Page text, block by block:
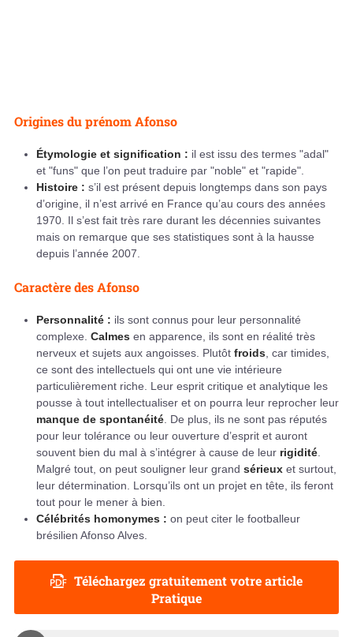
Origines du prénom Afonso
Étymologie et signification : il est issu des termes "adal"
et "funs" que l’on peut traduire par "noble" et "rapide".
Histoire : s’il est présent depuis longtemps dans son pays
d’origine, il n’est arrivé en France qu’au cours des années
1970. Il s’est fait très rare durant les décennies suivantes
mais on remarque que ses statistiques sont à la hausse
depuis l’année 2007.
Caractère des Afonso
Personnalité : ils sont connus pour leur personnalité
complexe. Calmes en apparence, ils sont en réalité très
nerveux et sujets aux angoisses. Plutôt froids , car timides,
ce sont des intellectuels qui ont une vie intérieure
particulièrement riche. Leur esprit critique et analytique les
pousse à tout intellectualiser et on pourra leur reprocher leur
manque de spontanéité . De plus, ils ne sont pas réputés
pour leur tolérance ou leur ouverture d’esprit et auront
souvent bien du mal à s’intégrer à cause de leur rigidité
Malgré tout, on peut souligner leur grand sérieux et surtout,
leur détermination. Lorsqu’ils ont un projet en tête, ils feront
tout pour le mener à bien.
Célébrités homonymes : on peut citer le footballeur
brésilien Afonso Alves.
Téléchargez gratuitement votre article
Pratique